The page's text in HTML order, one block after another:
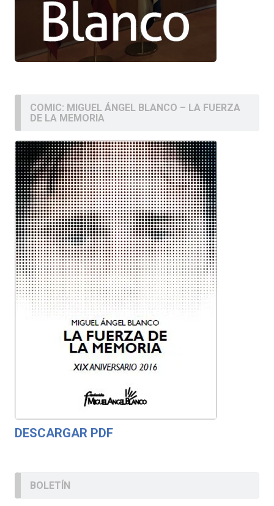
COMIC: MIGUEL ÁNGEL BLANCO – LA FUERZA
DE LA MEMORIA
DESCARGAR PDF
BOLETÍN